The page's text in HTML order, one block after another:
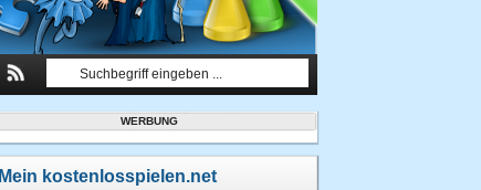
WERBUNG
Mein kostenlosspielen.net